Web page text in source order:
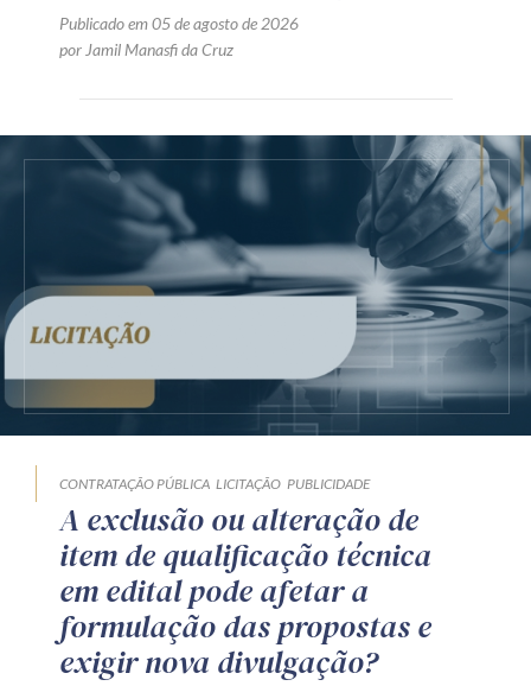
Publicado em 05 de agosto de 2026
por Jamil Manasfi da Cruz
CONTRATAÇÃO PÚBLICA LICITAÇÃO PUBLICIDADE
A exclusão ou alteração de
item de qualificação técnica
em edital pode afetar a
formulação das propostas e
exigir nova divulgação?